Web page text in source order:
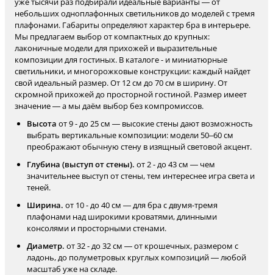
небольших одноплафонных светильников до моделей с тремя
плафонами. Габариты определяют характер бра в интерьере.
Мы предлагаем выбор от компактных до крупных:
лаконичные модели для прихожей и выразительные
композиции для гостиных. В каталоге - и миниатюрные
светильники, и многорожковые конструкции: каждый найдет
свой идеальный размер. От 12 см до 70 см в ширину. От
скромной прихожей до просторной гостиной. Размер имеет
значение — а мы даём выбор без компромиссов.
Высота от 9 - до 25 см — высокие стены дают возможность
выбрать вертикальные композиции: модели 50–60 см
преображают обычную стену в изящный световой акцент.
Глубина (выступ от стены). от 2 - до 43 см — чем
значительнее выступ от стены, тем интереснее игра света и
теней.
Ширина. от 10 - до 40 см — для бра с двумя-тремя
плафонами над широкими кроватями, длинными
консолями и просторными стенами.
Диаметр. от 32 - до 32 см — от крошечных, размером с
ладонь, до полуметровых круглых композиций — любой
масштаб уже на складе.